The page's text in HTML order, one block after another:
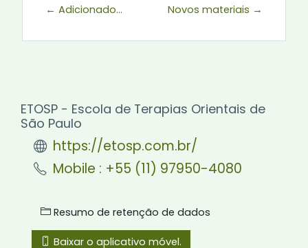
← Adicionado... Novos materiais →
ETOSP - Escola de Terapias Orientais de
São Paulo
https://etosp.com.br/
Mobile : +55 (11) 97950-4080
Resumo de retenção de dados
Baixar o aplicativo móvel.